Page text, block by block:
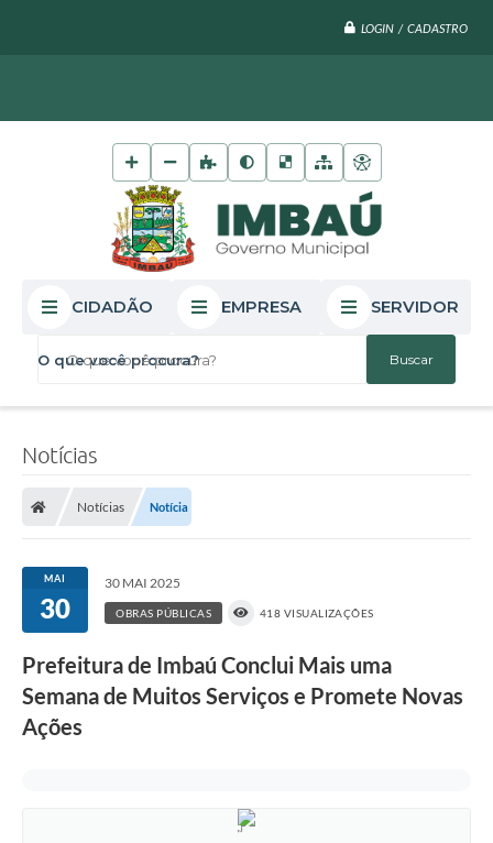
LOGIN / CADASTRO
O que você procura?
CIDADÃO EMPRESA SERVIDOR
Notícias
Notícias Notícia
MAI
30
30 MAI 2025
OBRAS PÚBLICAS 418 VISUALIZAÇÕES
Prefeitura de Imbaú Conclui Mais uma
Semana de Muitos Serviços e Promete Novas
Ações